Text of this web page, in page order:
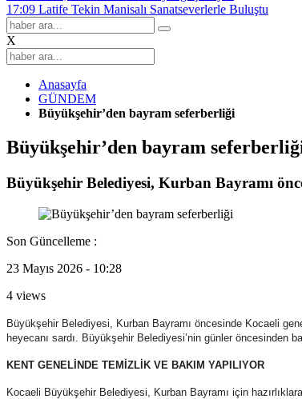
17:09 Latife Tekin Manisalı Sanatseverlerle Buluştu
X
Anasayfa
GÜNDEM
Büyükşehir’den bayram seferberliği
Büyükşehir’den bayram
Büyükşehir Belediyesi, Kurban Bayramı
Son Güncelleme :
23 Mayıs 2026 - 10:28
4 views
Büyükşehir Belediyesi, Kurban Bayramı öncesinde Kocaeli
heyecanı sardı. Büyükşehir Belediyesi’nin günler öncesinden
KENT GENELİNDE TEMİZLİK VE BAKIM YAPILIYOR
Kocaeli Büyükşehir Belediyesi, Kurban Bayramı için